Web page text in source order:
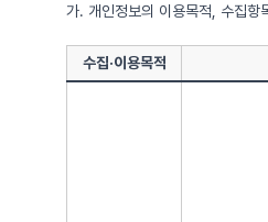
가. 개인정보의 이용목적, 수집항
수집·이용목적